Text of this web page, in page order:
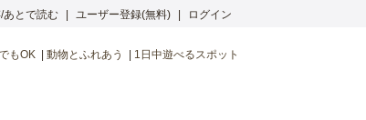
あとで読む ユーザー登録(無料) ログイン
もOK 動物とふれあう 1日中遊べるスポット